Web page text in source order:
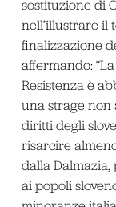
sostituzione di
nell’illustrare il
finalizzazione
affermando:
Resistenza è
una strage non
diritti degli
risarcire
dalla
ai popoli